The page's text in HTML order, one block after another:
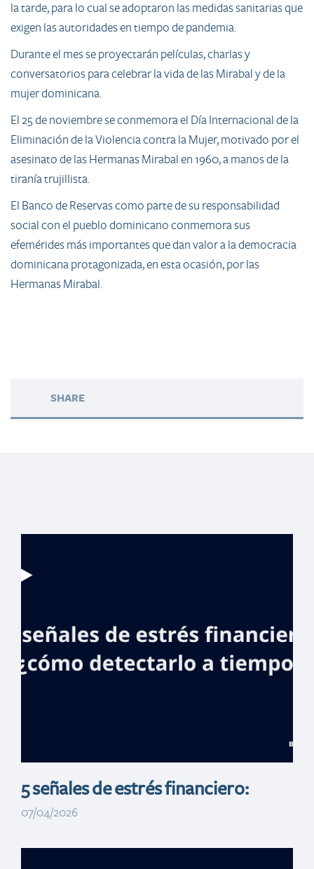
la tarde, para lo cual se adoptaron las medidas sanitarias que
exigen las autoridades en tiempo de pandemia.
Durante el mes se proyectarán películas, charlas y
conversatorios para celebrar la vida de las Mirabal y de la
mujer dominicana.
El 25 de noviembre se conmemora el Día Internacional de la
Eliminación de la Violencia contra la Mujer, motivado por el
asesinato de las Hermanas Mirabal en 1960, a manos de la
tiranía trujillista.
​El Banco de Reservas como parte de su responsabilidad
social con el pueblo dominicano conmemora sus
efemérides más importantes que dan valor a la democracia
dominicana protagonizada, en esta ocasión, por las
Hermanas Mirabal.
SHARE
celebra la vida
de- las Mirabal
5 señales de estrés financiero:
07/04/2026